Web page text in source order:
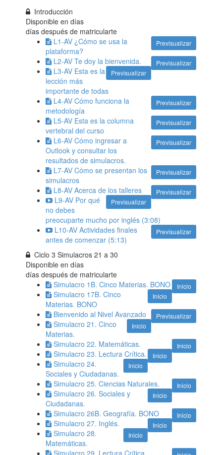
Introducción
Disponible endías
días después de matricularte
Previsualizar
L1-AV ¿Cómo se usa la
plataforma?
Previsualizar
L2-AV Te doy la bienvenida.
Previsualizar
L3-AV Esta es la
lección más
importante de todas
Previsualizar
L4-AV Cómo funciona la
metodología
Previsualizar
L5-AV Esta es la columna
vertebral del curso
Previsualizar
L6-AV Cómo ingresar a
Outlook y consultar los
resultados de simulacros.
Previsualizar
L7-AV Cómo se presentan los
simulacros
Previsualizar
L8-AV Acerca de los talleres
Previsualizar
L9-AV Por qué
no debes
preocuparte mucho por inglés (3:08)
Previsualizar
L10-AV Actividades finales
antes de comenzar (5:13)
Ciclo 3 Simulacros 21 a 30
Disponible endías
días después de matricularte
Inicio
Simulacro 1B. Cinco Materias. BONO
Inicio
Simulacro 17B. Cinco
Materias. BONO
Previsualizar
Bienvenido al Nivel Avanzado
Inicio
Simulacro 21. Cinco
Materias.
Inicio
Simulacro 22. Matemáticas.
Inicio
Simulacro 23. Lectura Crítica.
Inicio
Simulacro 24.
Sociales y Ciudadanas.
Inicio
Simulacro 25. Ciencias Naturales.
Inicio
Simulacro 26. Sociales y
Ciudadanas.
Inicio
Simulacro 26B. Geografía. BONO
Inicio
Simulacro 27. Inglés.
Inicio
Simulacro 28.
Matemáticas.